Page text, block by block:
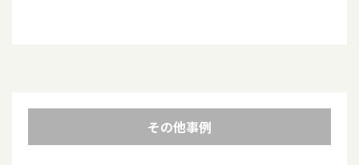
その他事例